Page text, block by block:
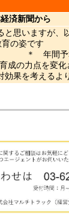
済新聞から
と思いますが、
教育の姿で
命 ＊ 年
人材育成の
効果を考えるよ